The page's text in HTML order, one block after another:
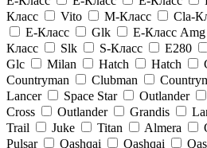
Класс
Vito M-Класс Cla-
E-Класс
Glk E-Класс Amg
Класс
Slk S-Класс E280
Glc
Milan Hatch Hatch
Countryman
Clubman
Lancer
Space Star Outlander
Cross
Outlander Grandis
Trail
Juke Titan Almera
Pulsar
Qashqai Qashqai